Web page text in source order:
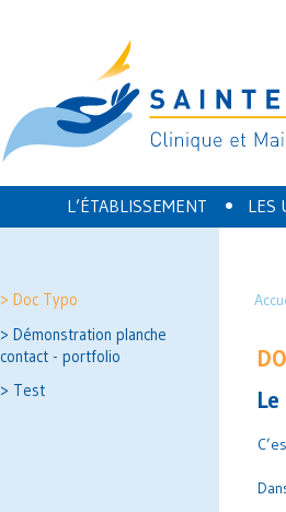
L’ÉTABLISSEMENT • LES
> Doc Typo
> Démonstration planche
contact - portfolio
> Test